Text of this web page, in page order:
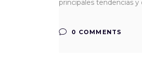
principales tendencias
0 COMMENTS